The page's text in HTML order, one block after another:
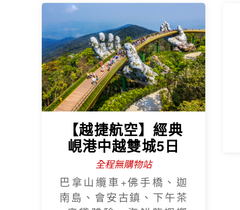
【越捷航空】經典
峴港中越雙城5日
全程無購物站
巴拿山纜車+佛手橋、迦
南島、會安古鎮、下午茶